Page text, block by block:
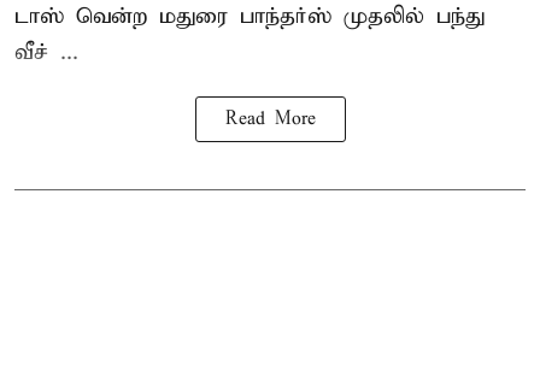
டாஸ் வென்ற மதுரை பாந்தர்ஸ் முதலில் பந்து
வீச் ...
Read More